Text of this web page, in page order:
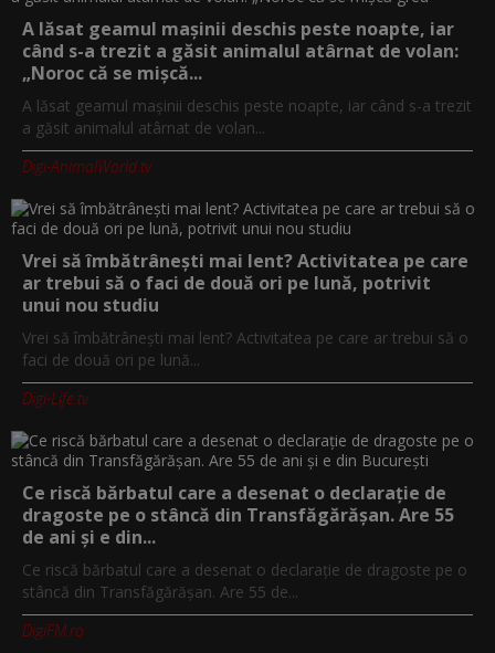
A lăsat geamul mașinii deschis peste noapte, iar
când s-a trezit a găsit animalul atârnat de volan:
„Noroc că se mișcă...
A lăsat geamul mașinii deschis peste noapte, iar când s-a trezit
a găsit animalul atârnat de volan...
Digi-AnimalWorld.tv
Vrei să îmbătrânești mai lent? Activitatea pe care
ar trebui să o faci de două ori pe lună, potrivit
unui nou studiu
Vrei să îmbătrânești mai lent? Activitatea pe care ar trebui să o
faci de două ori pe lună...
Digi-Life.tv
Ce riscă bărbatul care a desenat o declarație de
dragoste pe o stâncă din Transfăgărășan. Are 55
de ani și e din...
Ce riscă bărbatul care a desenat o declarație de dragoste pe o
stâncă din Transfăgărășan. Are 55 de...
DigiFM.ro